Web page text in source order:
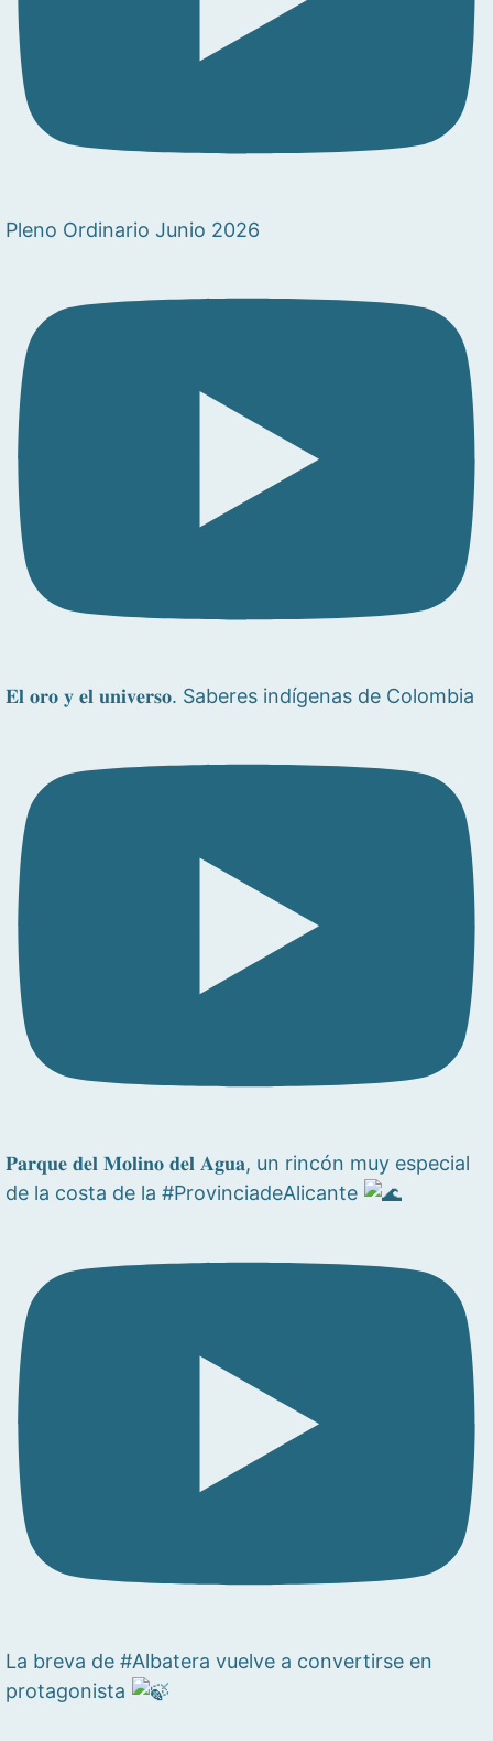
Pleno Ordinario Junio 2026
𝐄𝐥 𝐨𝐫𝐨 𝐲 𝐞𝐥 𝐮𝐧𝐢𝐯𝐞𝐫𝐬𝐨. Saberes indígenas de Colombia
𝐏𝐚𝐫𝐪𝐮𝐞 𝐝𝐞𝐥 𝐌𝐨𝐥𝐢𝐧𝐨 𝐝𝐞𝐥 𝐀𝐠𝐮𝐚, un rincón muy especial
de la costa de la #ProvinciadeAlicante
La breva de #Albatera vuelve a convertirse en
protagonista